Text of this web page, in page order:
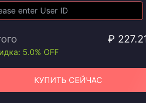
₽
5.0% OFF
КУПИТЬ СЕЙЧАС